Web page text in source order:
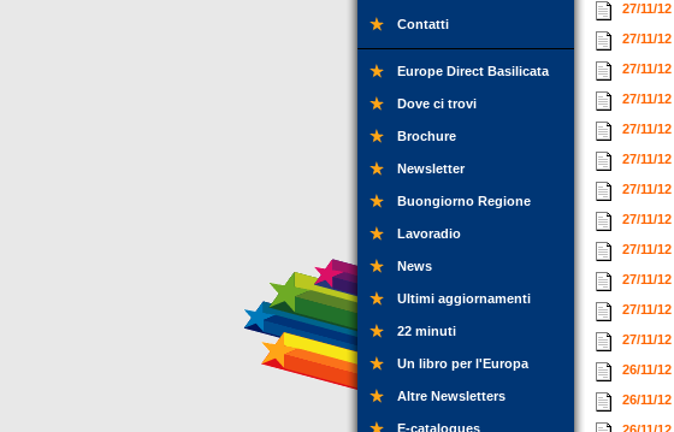
Contatti
Europe Direct Basilicata
Dove ci trovi
Brochure
Newsletter
Buongiorno Regione
Lavoradio
News
Ultimi aggiornamenti
22 minuti
Un libro per l'Europa
Altre Newsletters
E-catalogues
27/11/12
27/11/12
27/11/12
27/11/12
27/11/12
27/11/12
27/11/12
27/11/12
27/11/12
27/11/12
27/11/12
27/11/12
26/11/12
26/11/12